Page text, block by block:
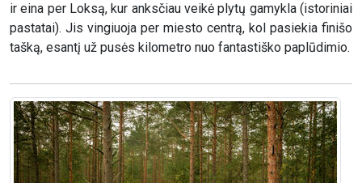
ir eina per Loksą, kur anksčiau veikė plytų gamykla (istoriniai
pastatai). Jis vingiuoja per miesto centrą, kol pasiekia finišo
tašką, esantį už pusės kilometro nuo fantastiško paplūdimio.